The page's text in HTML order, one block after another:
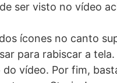
ser visto no vídeo
ícones no canto
para rabiscar a tela.
vídeo. Por fim,